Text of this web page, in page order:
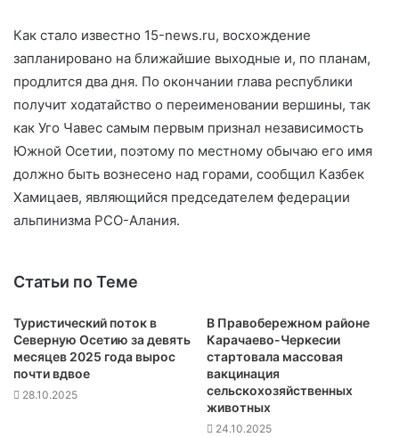
Как стало известно 15-news.ru, восхождение
запланировано на ближайшие выходные и, по планам,
продлится два дня. По окончании глава республики
получит ходатайство о переименовании вершины, так
как Уго Чавес самым первым признал независимость
Южной Осетии, поэтому по местному обычаю его имя
должно быть вознесено над горами, сообщил Казбек
Хамицаев, являющийся председателем федерации
альпинизма РСО-Алания.
Статьи по Теме
Туристический поток в
Северную Осетию за девять
месяцев 2025 года вырос
почти вдвое
28.10.2025
В Правобережном районе
Карачаево-Черкесии
стартовала массовая
вакцинация
сельскохозяйственных
животных
24.10.2025